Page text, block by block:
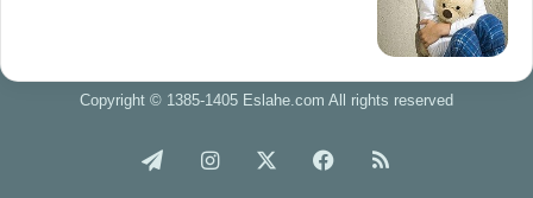
Copyright © 1385-1405 Eslahe.com All rights reserved
خوراک فیس اینستاگرام